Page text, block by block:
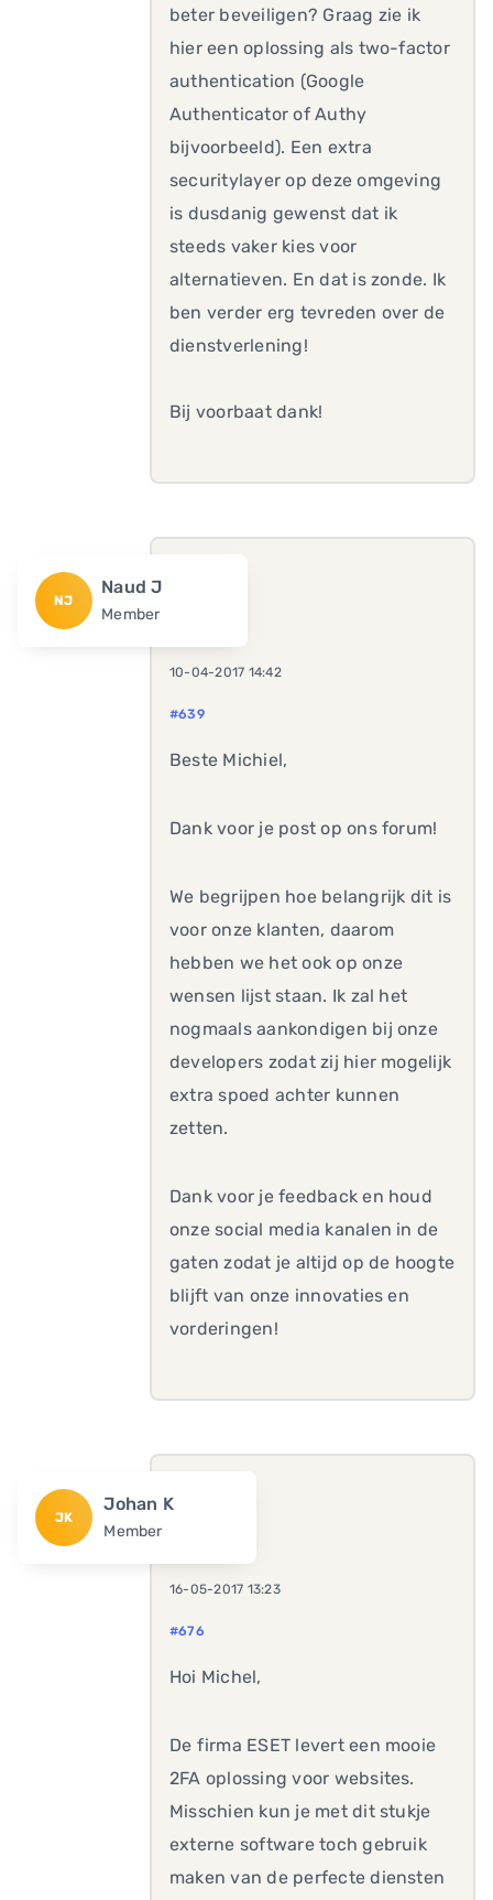
beter beveiligen? Graag zie ik
hier een oplossing als two-factor
authentication (Google
Authenticator of Authy
bijvoorbeeld). Een extra
securitylayer op deze omgeving
is dusdanig gewenst dat ik
steeds vaker kies voor
alternatieven. En dat is zonde. Ik
ben verder erg tevreden over de
dienstverlening!
Bij voorbaat dank!
NJ
Naud J
Member
10-04-2017 14:42
#639
Beste Michiel,
Dank voor je post op ons forum!
We begrijpen hoe belangrijk dit is
voor onze klanten, daarom
hebben we het ook op onze
wensen lijst staan. Ik zal het
nogmaals aankondigen bij onze
developers zodat zij hier mogelijk
extra spoed achter kunnen
zetten.
Dank voor je feedback en houd
onze social media kanalen in de
gaten zodat je altijd op de hoogte
blijft van onze innovaties en
vorderingen!
JK
Johan K
Member
16-05-2017 13:23
#676
Hoi Michel,
De firma ESET levert een mooie
2FA oplossing voor websites.
Misschien kun je met dit stukje
externe software toch gebruik
maken van de perfecte diensten